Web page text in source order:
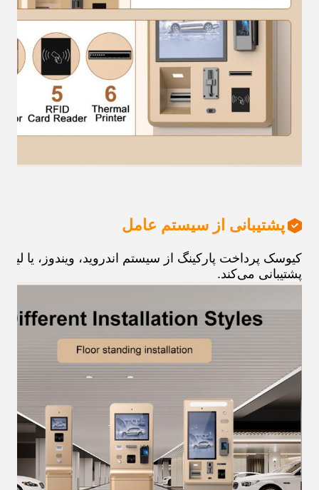
پشتیبانی از سیستم عامل
کیوسک پرداخت پارکینگ از سیستم اندروید، ویندوز، یا
پشتیبانی می‌کند.